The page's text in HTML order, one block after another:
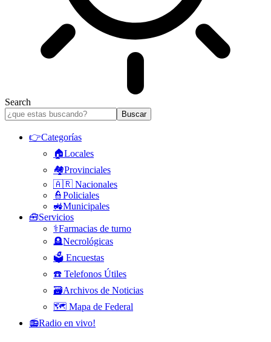
Search
👉Categorías
🏠Locales
🏘️Provinciales
🇦🇷 Nacionales
👮Policiales
🚜Municipales
🧰Servicios
⚕️Farmacias de turno
🪦Necrológicas
🗳️ Encuestas
☎️ Telefonos Útiles
🗃️Archivos de Noticias
🗺️ Mapa de Federal
📻Radio en vivo!